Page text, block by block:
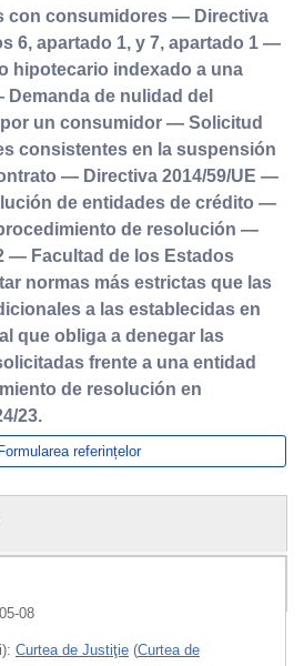
con consumidores — Directiva
6, apartado 1, y 7, apartado 1 —
hipotecario indexado a una
de nulidad del
un consumidor — Solicitud
consistentes en la suspensión
— Directiva 2014/59/UE —
de entidades de crédito —
de resolución —
— Facultad de los Estados
normas más estrictas que las
a las establecidas en
que obliga a denegar las
frente a una entidad
de resolución en
23.
Formularea referințelor
08
Curtea de Justiţie (Curtea de